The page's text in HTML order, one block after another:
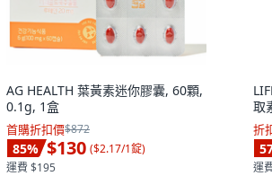
AG HEALTH 葉黃素迷你膠囊, 60顆,
0.1g, 1盒
首購折扣價$872
85% $130 ($2.17/1錠)
運費 $195
取
折
運